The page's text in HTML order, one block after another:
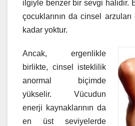
ilgiyle benzer bir sevgi halidir.
çocuklarının da cinsel
kadar yoktur.
Ancak, ergenlikle
birlikte, cinsel isteklilik
anormal biçimde
yükselir. Vücudun
enerji kaynaklarının da
en üst seviyelerde